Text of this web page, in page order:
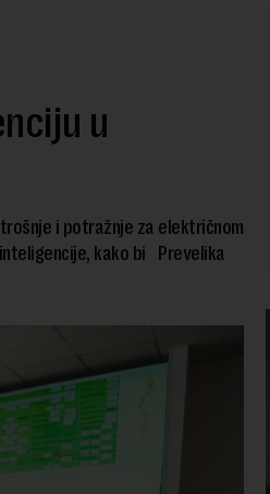
u
i potražnje za električnom
kako bi Prevelika